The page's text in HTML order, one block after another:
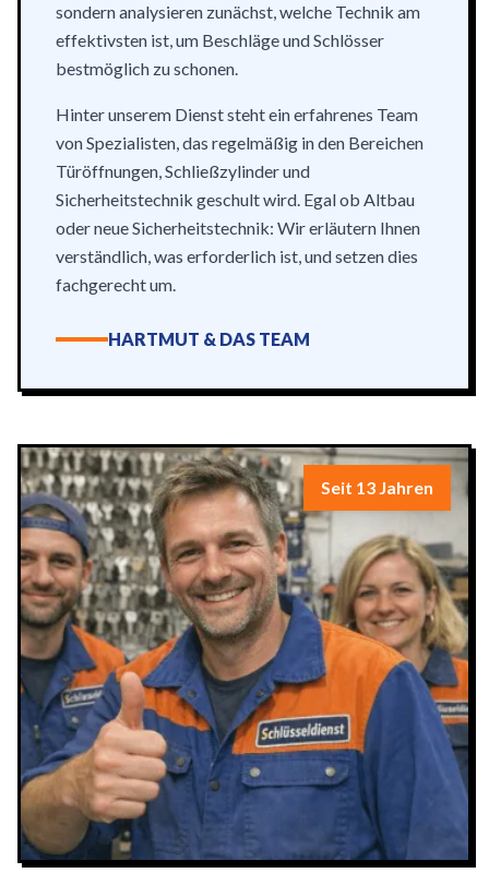
sondern analysieren zunächst, welche Technik am
effektivsten ist, um Beschläge und Schlösser
bestmöglich zu schonen.
Hinter unserem Dienst steht ein erfahrenes Team
von Spezialisten, das regelmäßig in den Bereichen
Türöffnungen, Schließzylinder und
Sicherheitstechnik geschult wird. Egal ob Altbau
oder neue Sicherheitstechnik: Wir erläutern Ihnen
verständlich, was erforderlich ist, und setzen dies
fachgerecht um.
HARTMUT & DAS TEAM
Seit 13 Jahren